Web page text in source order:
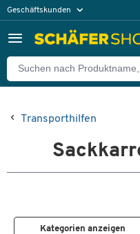
Geschäftskunden
Transporthilfen
Kategorien anzeigen